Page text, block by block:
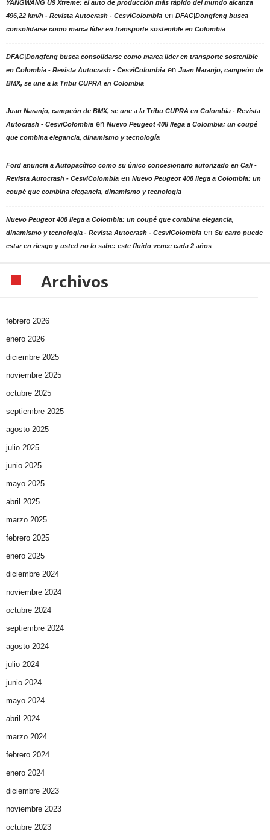
YANGWANG U9 Xtreme: el auto de producción más rápido del mundo alcanza
496,22 km/h - Revista Autocrash - CesviColombia en DFAC|Dongfeng busca
consolidarse como marca líder en transporte sostenible en Colombia
DFAC|Dongfeng busca consolidarse como marca líder en transporte sostenible
en Colombia - Revista Autocrash - CesviColombia en Juan Naranjo, campeón de
BMX, se une a la Tribu CUPRA en Colombia
Juan Naranjo, campeón de BMX, se une a la Tribu CUPRA en Colombia - Revista
Autocrash - CesviColombia en Nuevo Peugeot 408 llega a Colombia: un coupé
que combina elegancia, dinamismo y tecnología
Ford anuncia a Autopacífico como su único concesionario autorizado en Cali -
Revista Autocrash - CesviColombia en Nuevo Peugeot 408 llega a Colombia: un
coupé que combina elegancia, dinamismo y tecnología
Nuevo Peugeot 408 llega a Colombia: un coupé que combina elegancia,
dinamismo y tecnología - Revista Autocrash - CesviColombia en Su carro puede
estar en riesgo y usted no lo sabe: este fluido vence cada 2 años
Archivos
febrero 2026
enero 2026
diciembre 2025
noviembre 2025
octubre 2025
septiembre 2025
agosto 2025
julio 2025
junio 2025
mayo 2025
abril 2025
marzo 2025
febrero 2025
enero 2025
diciembre 2024
noviembre 2024
octubre 2024
septiembre 2024
agosto 2024
julio 2024
junio 2024
mayo 2024
abril 2024
marzo 2024
febrero 2024
enero 2024
diciembre 2023
noviembre 2023
octubre 2023